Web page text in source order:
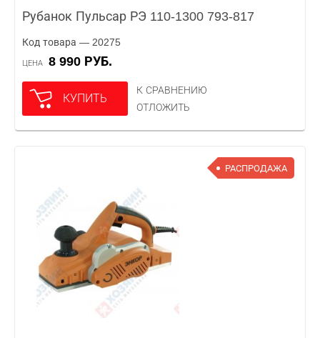
Рубанок Пульсар РЭ 110-1300 793-817
Код товара — 20275
ЦЕНА 8 990 РУБ.
КУПИТЬ
К СРАВНЕНИЮ
ОТЛОЖИТЬ
РАСПРОДАЖА